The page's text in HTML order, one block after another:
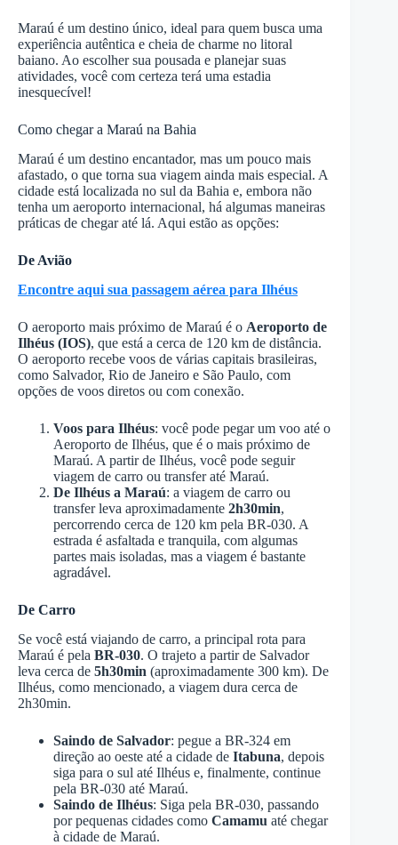
Maraú é um destino único, ideal para quem busca uma
experiência autêntica e cheia de charme no litoral
baiano. Ao escolher sua pousada e planejar suas
atividades, você com certeza terá uma estadia
inesquecível!
Como chegar a Maraú na Bahia
Maraú é um destino encantador, mas um pouco mais
afastado, o que torna sua viagem ainda mais especial. A
cidade está localizada no sul da Bahia e, embora não
tenha um aeroporto internacional, há algumas maneiras
práticas de chegar até lá. Aqui estão as opções:
De Avião
Encontre aqui sua passagem aérea para Ilhéus
O aeroporto mais próximo de Maraú é o Aeroporto de
Ilhéus (IOS), que está a cerca de 120 km de distância.
O aeroporto recebe voos de várias capitais brasileiras,
como Salvador, Rio de Janeiro e São Paulo, com
opções de voos diretos ou com conexão.
Voos para Ilhéus: você pode pegar um voo até o
Aeroporto de Ilhéus, que é o mais próximo de
Maraú. A partir de Ilhéus, você pode seguir
viagem de carro ou transfer até Maraú.
De Ilhéus a Maraú: a viagem de carro ou
transfer leva aproximadamente 2h30min,
percorrendo cerca de 120 km pela BR-030. A
estrada é asfaltada e tranquila, com algumas
partes mais isoladas, mas a viagem é bastante
agradável.
De Carro
Se você está viajando de carro, a principal rota para
Maraú é pela BR-030. O trajeto a partir de Salvador
leva cerca de 5h30min (aproximadamente 300 km). De
Ilhéus, como mencionado, a viagem dura cerca de
2h30min.
Saindo de Salvador: pegue a BR-324 em
direção ao oeste até a cidade de Itabuna, depois
siga para o sul até Ilhéus e, finalmente, continue
pela BR-030 até Maraú.
Saindo de Ilhéus: Siga pela BR-030, passando
por pequenas cidades como Camamu até chegar
à cidade de Maraú.